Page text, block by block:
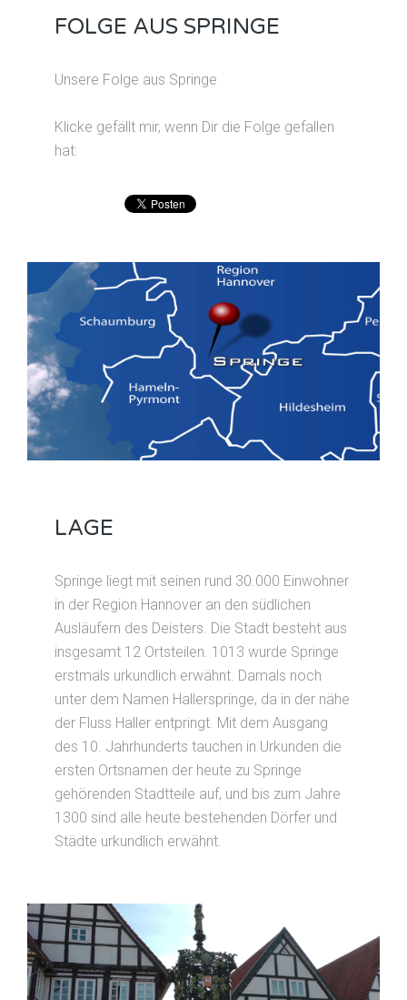
FOLGE AUS SPRINGE
Unsere Folge aus Springe
Klicke gefällt mir, wenn Dir die Folge gefallen
hat:
LAGE
Springe liegt mit seinen rund 30.000 Einwohner
in der Region Hannover an den südlichen
Ausläufern des Deisters. Die Stadt besteht aus
insgesamt 12 Ortsteilen. 1013 wurde Springe
erstmals urkundlich erwähnt. Damals noch
unter dem Namen Hallerspringe, da in der nähe
der Fluss Haller entpringt. Mit dem Ausgang
des 10. Jahrhunderts tauchen in Urkunden die
ersten Ortsnamen der heute zu Springe
gehörenden Stadtteile auf, und bis zum Jahre
1300 sind alle heute bestehenden Dörfer und
Städte urkundlich erwähnt.